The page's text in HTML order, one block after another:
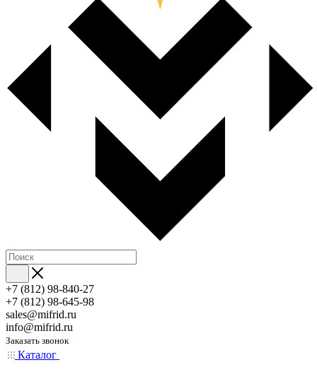
+7 (812) 98-840-27
+7 (812) 98-645-98
sales@mifrid.ru
info@mifrid.ru
Заказать звонок
Каталог